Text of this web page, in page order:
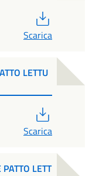
Scarica
LETTU
Scarica
LETT